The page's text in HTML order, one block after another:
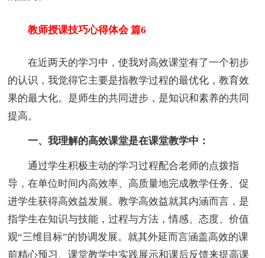
教师授课技巧心得体会 篇6
在近两天的学习中，使我对高效课堂有了一个初步
的认识，我觉得它主要是指教学过程的最优化，教育效
果的最大化。是师生的共同进步，是知识和素养的共同
提高。
一、我理解的高效课堂是在课堂教学中：
通过学生积极主动的学习过程配合老师的点拨指
导，在单位时间内高效率、高质量地完成教学任务、促
进学生获得高效益发展。教学高效益就其内涵而言，是
指学生在知识与技能，过程与方法，情感、态度、价值
观“三维目标”的协调发展。就其外延而言涵盖高效的课
前精心预习、课堂教学中实践展示和课后反馈来提高课